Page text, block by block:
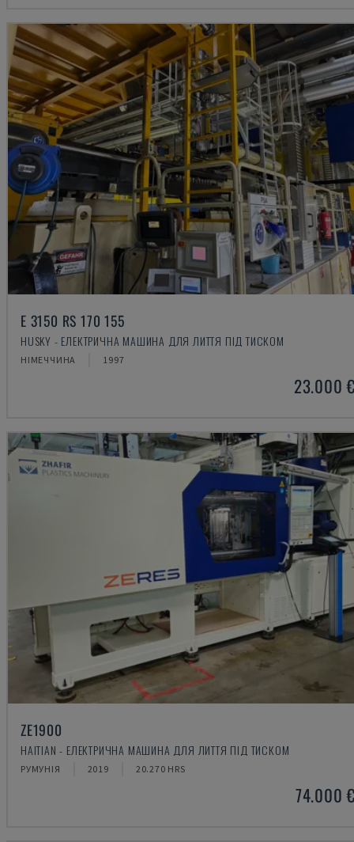
E 3150 RS 170 155
HUSKY - ЕЛЕКТРИЧНА МАШИНА ДЛЯ ЛИТТЯ ПІД ТИСКОМ
НІМЕЧЧИНА 1997
23.000
ZE1900
HAITIAN - ЕЛЕКТРИЧНА МАШИНА ДЛЯ ЛИТТЯ ПІД ТИСКОМ
РУМУНІЯ 2019 20.270 HRS
74.000